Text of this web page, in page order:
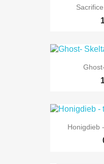
Honigdieb